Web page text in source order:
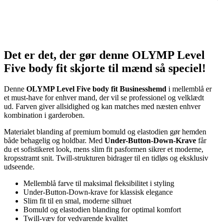
Det er det, der gør denne OLYMP Level
Five body fit skjorte til mænd så speciel!
Denne OLYMP Level Five body fit Businesshemd i mellemblå er
et must-have for enhver mand, der vil se professionel og velklædt
ud. Farven giver allsidighed og kan matches med næsten enhver
kombination i garderoben.
Materialet blanding af premium bomuld og elastodien gør hemden
både behagelig og holdbar. Med Under-Button-Down-Krave får
du et sofistikeret look, mens slim fit pasformen sikrer et moderne,
kropsstramt snit. Twill-strukturen bidrager til en tidløs og eksklusiv
udseende.
Mellemblå farve til maksimal fleksibilitet i styling
Under-Button-Down-krave for klassisk elegance
Slim fit til en smal, moderne silhuet
Bomuld og elastodien blanding for optimal komfort
Twill-væv for vedvarende kvalitet